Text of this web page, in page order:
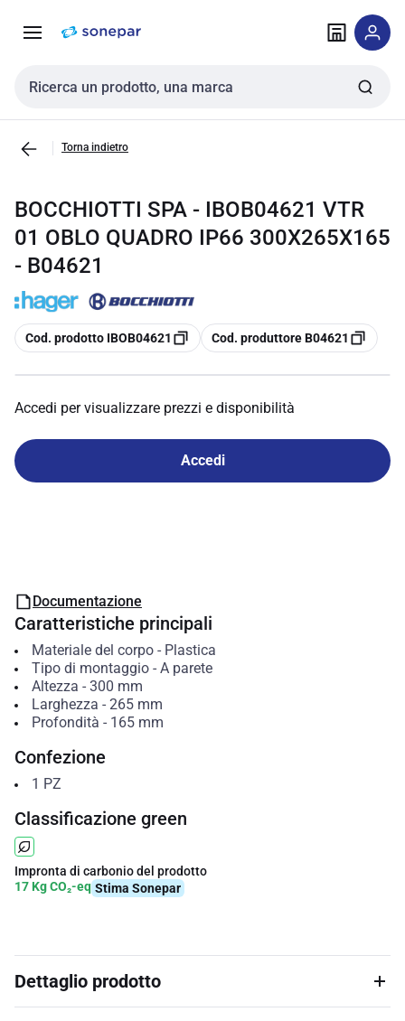
navigazione alla
Cerca input
Torna indietro
BOCCHIOTTI SPA - IBOB04621 VTR
01 OBLO QUADRO IP66 300X265X165
- B04621
copia
Cod. prodotto IBOB04621 copia
Cod. produttore B04621
Accedi per visualizzare prezzi e disponibilità
Accedi
Documentazione
Caratteristiche principali
Materiale del corpo- Plastica
Tipo di montaggio- A parete
Altezza - 300 mm
Larghezza - 265 mm
Profondità - 165 mm
Confezione
1 PZ
Classificazione green
Impronta di carbonio del prodotto
17 Kg CO₂-eq Stima Sonepar
Dettaglio prodotto